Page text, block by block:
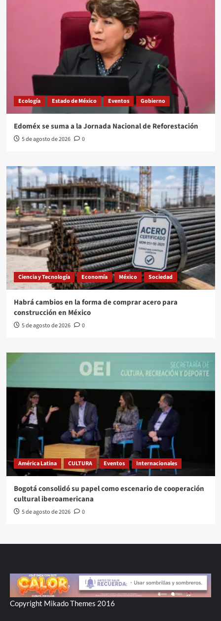
Ecología Estado de México Eventos Gobierno
Edoméx se suma a la Jornada Nacional de Reforestación
5 de agosto de 2026 0
Ciencia y Tecnología Economía México Sociedad
Habrá cambios en la forma de comprar acero para
construcción en México
5 de agosto de 2026 0
América Latina CULTURA Eventos Internacionales
Bogotá consolidó su papel como escenario de cooperación
cultural iberoamericana
5 de agosto de 2026 0
Copyright Mikado Themes 2016